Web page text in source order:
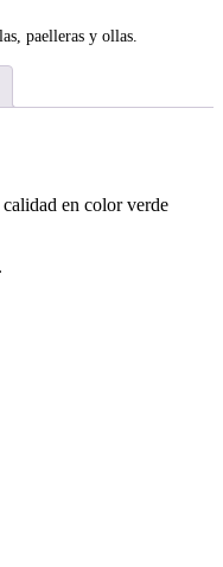
paelleras y ollas.
en color verde